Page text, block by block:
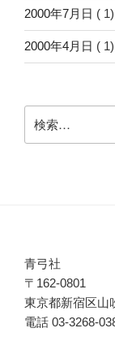
2000年7月日 ( 1)
2000年4月日 ( 1)
索:
青弓社
〒162-0801
東京都新宿区山
電話 03-3268-